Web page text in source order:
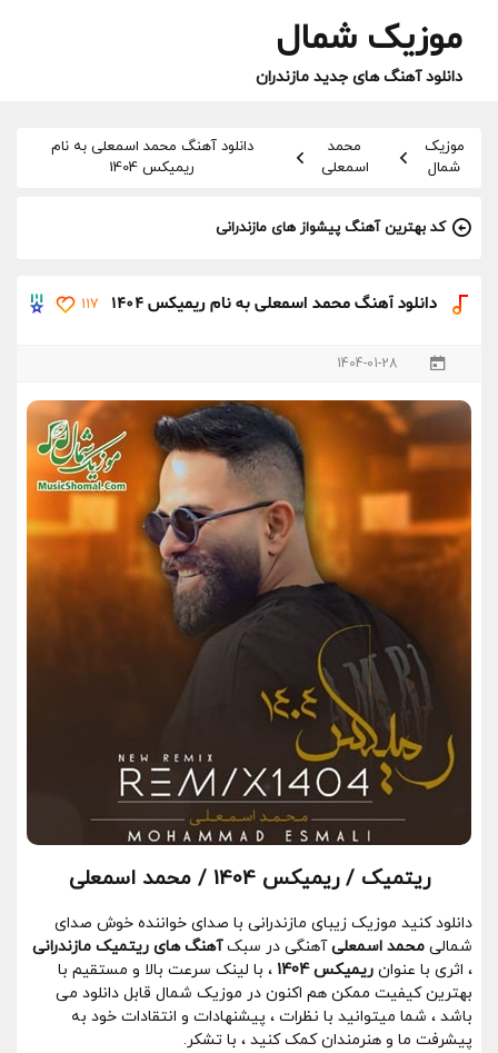
موزیک شمال
دانلود آهنگ های جدید مازندران
موزیک
شمال
محمد
اسمعلی
دانلود آهنگ محمد اسمعلی به نام
ریمیکس 1404
کد بهترین آهنگ پیشواز های مازندرانی
دانلود آهنگ محمد اسمعلی به نام ریمیکس 1404 117
1404-01-28
ریتمیک / ریمیکس 1404 / محمد اسمعلی
دانلود کنید موزیک زیبای مازندرانی با صدای خواننده خوش صدای
شمالی محمد اسمعلیآهنگی در سبکآهنگ های ریتمیک مازندرانی
، اثری با عنوان ریمیکس 1404
، با لینک سرعت بالا و مستقیم با
بهترین کیفیت ممکن هم اکنون در موزیک شمال قابل دانلود می
باشد ، شما میتوانید با نظرات ، پیشنهادات و انتقادات خود به
پیشرفت ما و هنرمندان کمک کنید ، با تشکر.